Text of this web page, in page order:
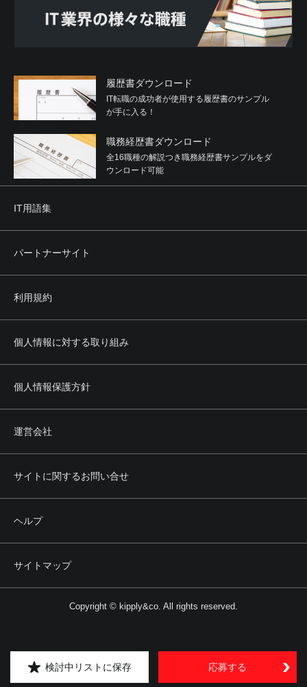
検討中リストに保存 応募する
履歴書ダウンロード
IT転職の成功者が使用する履歴書のサンプル
が手に入る！
職務経歴書ダウンロード
全16職種の解説つき職務経歴書サンプルをダ
ウンロード可能
IT用語集
パートナーサイト
利用規約
個人情報に対する取り組み
個人情報保護方針
運営会社
サイトに関するお問い合せ
ヘルプ
サイトマップ
Copyright © kipply&co. All rights reserved.